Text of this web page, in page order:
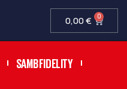
0,00€ 0
SAMB FIDELITY